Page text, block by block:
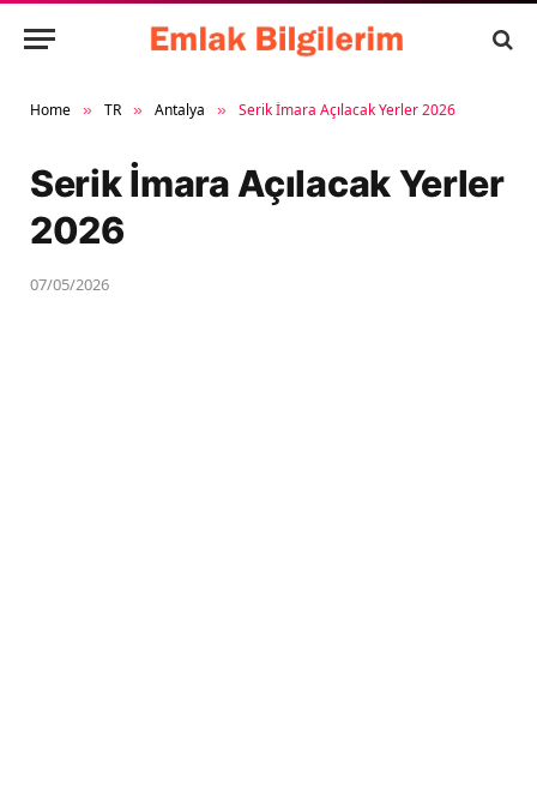
Home » TR » Antalya » Serik İmara Açılacak Yerler 2026
Serik İmara Açılacak Yerler
2026
07/05/2026